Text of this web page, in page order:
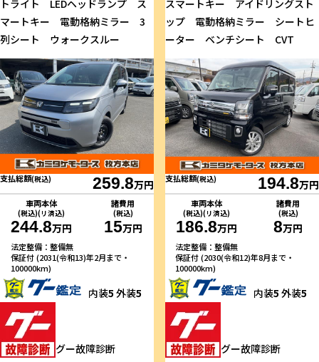
トライト LEDヘッドランプ ス
マートキー 電動格納ミラー 3
列シート ウォークスルー
支払総額(税込) 259.8万円
車両本体
(税込)(リ済込)
244.8万円
諸費用
(税込)
15万円
法定整備：整備無
保証付 (2031(令和13)年2月まで・
100000km)
内装5 外装5
グー故障診断
スマートキー アイドリングスト
ップ 電動格納ミラー シートヒ
ーター ベンチシート CVT
支払総額(税込) 194.8万円
車両本体
(税込)(リ済込)
186.8万円
諸費用
(税込)
8万円
法定整備：整備無
保証付 (2030(令和12)年8月まで・
100000km)
内装5 外装5
グー故障診断